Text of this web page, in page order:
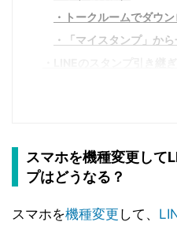
トークルームでダウ
「マイスタンプ」か
AndroidからiPhone
げない？
LINEアカウントやト
スマホを機種変更して
プはどうなる？
スマホを機種変更 して、